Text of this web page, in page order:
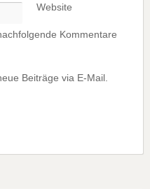
Website
Kommentare
Beiträge via E-Mail.